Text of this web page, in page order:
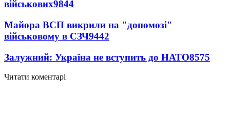
військових9844
Майора ВСП викрили на "допомозі"
військовому в СЗЧ9442
Залужний: Україна не вступить до НАТО8575
Читати коментарі